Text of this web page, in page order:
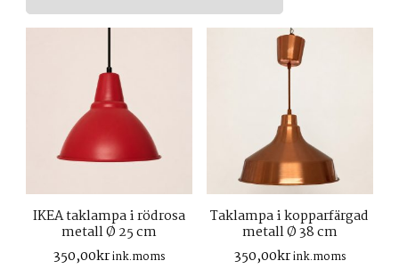
IKEA taklampa i rödrosa
metall Ø 25 cm
350,00krink.moms
Taklampa i kopparfärgad
metall Ø 38 cm
350,00krink.moms